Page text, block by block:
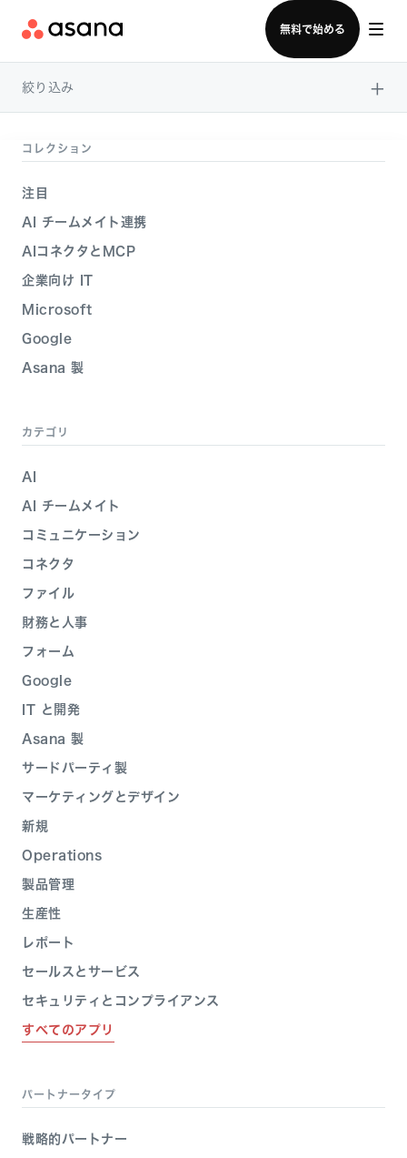
無料で始める
セールスチームに問い合わせる
絞り込み ×
コレクション
注目
AI チームメイト連携
AIコネクタとMCP
企業向け IT
Microsoft
Google
Asana 製
カテゴリ
AI
AI チームメイト
コミュニケーション
コネクタ
ファイル
財務と人事
フォーム
Google
IT と開発
Asana 製
サードパーティ製
マーケティングとデザイン
新規
Operations
製品管理
生産性
レポート
セールスとサービス
セキュリティとコンプライアンス
すべてのアプリ
パートナータイプ
戦略的パートナー